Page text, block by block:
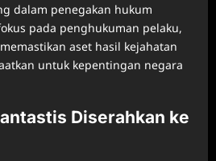
dalam penegakan hukum
pada penghukuman pelaku,
aset hasil kejahatan
untuk kepentingan negara
Diserahkan ke